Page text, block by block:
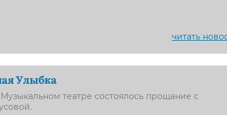
читать
Улыбка
театре состоялось прощание с